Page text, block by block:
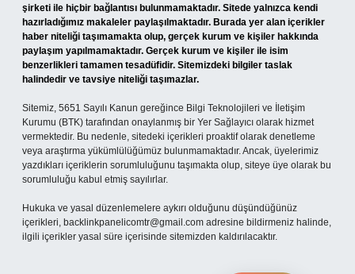
şirketi ile hiçbir bağlantısı bulunmamaktadır. Sitede yalnızca kendi
hazırladığımız makaleler paylaşılmaktadır. Burada yer alan içerikler
haber niteliği taşımamakta olup, gerçek kurum ve kişiler hakkında
paylaşım yapılmamaktadır. Gerçek kurum ve kişiler ile isim
benzerlikleri tamamen tesadüfidir. Sitemizdeki bilgiler taslak
halindedir ve tavsiye niteliği taşımazlar.
Sitemiz, 5651 Sayılı Kanun gereğince Bilgi Teknolojileri ve İletişim
Kurumu (BTK) tarafından onaylanmış bir Yer Sağlayıcı olarak hizmet
vermektedir. Bu nedenle, sitedeki içerikleri proaktif olarak denetleme
veya araştırma yükümlülüğümüz bulunmamaktadır. Ancak, üyelerimiz
yazdıkları içeriklerin sorumluluğunu taşımakta olup, siteye üye olarak bu
sorumluluğu kabul etmiş sayılırlar.
Hukuka ve yasal düzenlemelere aykırı olduğunu düşündüğünüz
içerikleri, backlinkpanelicomtr@gmail.com adresine bildirmeniz halinde,
ilgili içerikler yasal süre içerisinde sitemizden kaldırılacaktır.